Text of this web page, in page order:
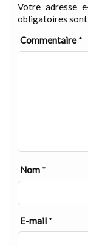
Votre adresse
obligatoires sont
Commentaire*
Nom *
E-mail *